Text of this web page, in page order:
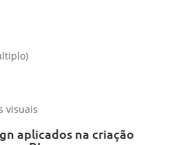
visuais
aplicados na criação